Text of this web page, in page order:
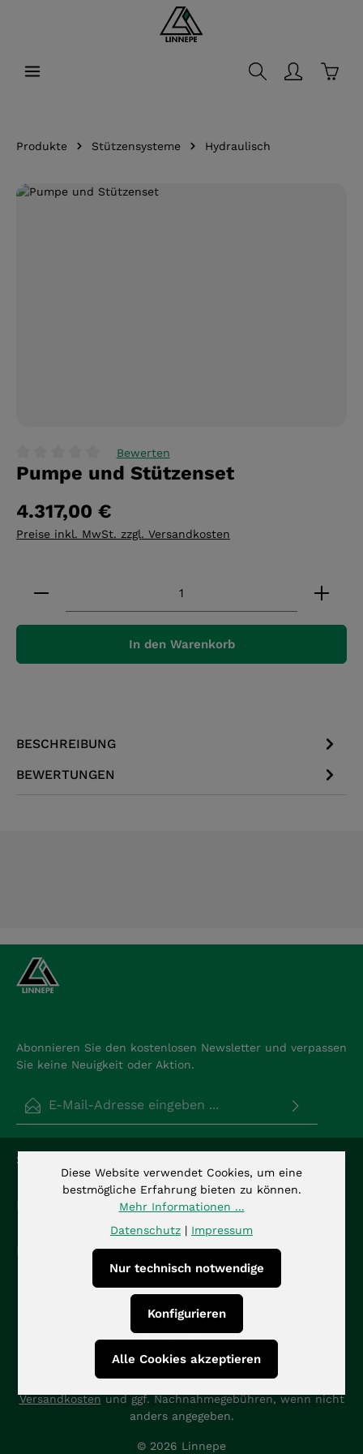
Produkte Stützensysteme Hydraulisch
Bildergalerie überspringen
Durchschnittliche Bewertung von 0 von 5 Sternen
Bewerten
Pumpe und Stützenset
4.317,00 €
Preise inkl. MwSt. zzgl. Versandkosten
Produkt Anzahl: Gib den gewünschten Wert
In den Warenkorb
BESCHREIBUNG
BEWERTUNGEN
Abonnieren Sie den kostenlosen Newsletter und verpassen
Sie keine Neuigkeit oder Aktion.
Datenschutz
Kenntnis genommen und dieAGBgelesen und bin
mit ihnen einverstanden.*
Die mit einem Stern (*) markierten Felder sind
Pflichtfelder.
Service-Hotline
© 2026 Linnepe
Alle Preise inkl. gesetzl. Mehrwertsteuer zzgl.
Versandkostenund ggf. Nachnahmegebühren, wenn nicht
anders angegeben.
Diese Website verwendet Cookies, um eine
bestmögliche Erfahrung bieten zu können.
Mehr Informationen ...
Datenschutz | Impressum
Nur technisch notwendige
Konfigurieren
Alle Cookies akzeptieren